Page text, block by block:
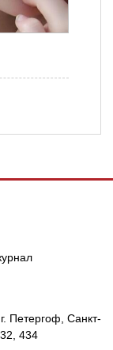
Петергоф, Санкт-
434